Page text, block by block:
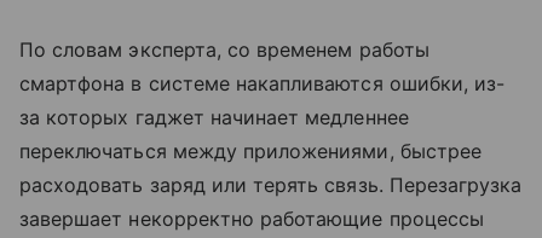
По словам эксперта, со временем работы
смартфона в системе накапливаются ошибки, из-
за которых гаджет начинает медленнее
переключаться между приложениями, быстрее
расходовать заряд или терять связь. Перезагрузка
завершает некорректно работающие процессы